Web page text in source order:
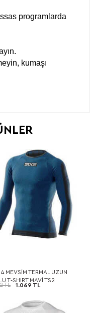
programlarda
kumaşı
MEVSİM TERMAL UZUN
T-SHIRT MAVİ TS2
TL 1.069 TL